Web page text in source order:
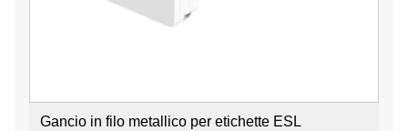
Gancio in filo metallico per etichette ESL